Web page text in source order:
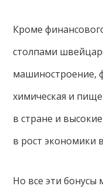
Кроме
столпами
машиностроение,
химическая и
в стране и
в рост экономики
Но все эти бонусы